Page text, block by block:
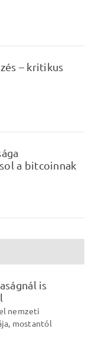
– kritikus
a bitcoinnak
is
nemzeti
mostantól